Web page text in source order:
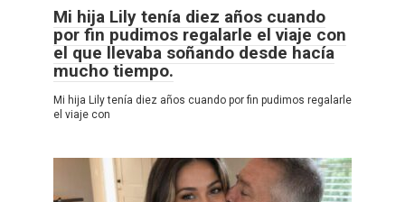
Mi hija Lily tenía diez años cuando
por fin pudimos regalarle el viaje con
el que llevaba soñando desde hacía
mucho tiempo.
Mi hija Lily tenía diez años cuando por fin pudimos regalarle
el viaje con